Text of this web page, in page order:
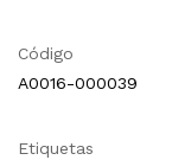
Código
A0016-000039
Etiquetas